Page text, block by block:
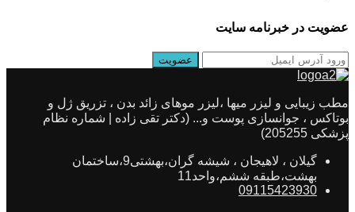
عضویت در خبرنامه سایت
مطب زیبایی و لیزر میها ،لیزر موهای زائد بدن ، تزریق ژل و
بوتاکس ، جوانسازی پوست و... (دکتر تقی زاده | شماره نظام
پزشکی 205255)
گیلان ، لاهیجان ، شیشه گران،بهشتی9،ساختمان
بهشت،طبقه ششم،واحد11
09115423930